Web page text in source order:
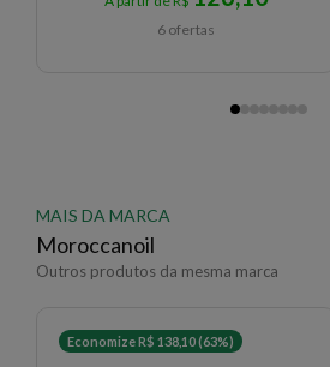
6 ofertas
MAIS DA MARCA
Moroccanoil
Outros produtos da mesma marca
Economize R$ 138,10 (63%)